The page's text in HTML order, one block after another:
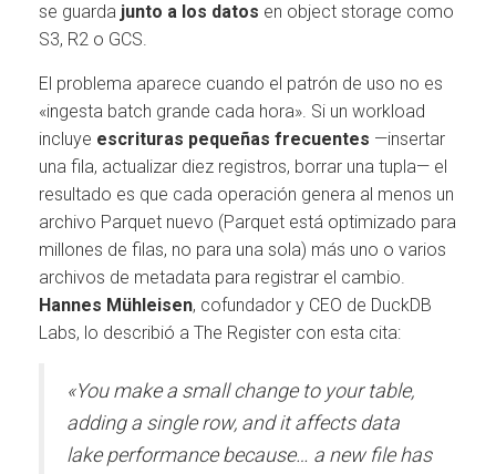
se guarda junto a los datos en object storage como
S3, R2 o GCS.
El problema aparece cuando el patrón de uso no es
«ingesta batch grande cada hora». Si un workload
incluye escrituras pequeñas frecuentes —insertar
una fila, actualizar diez registros, borrar una tupla— el
resultado es que cada operación genera al menos un
archivo Parquet nuevo (Parquet está optimizado para
millones de filas, no para una sola) más uno o varios
archivos de metadata para registrar el cambio.
Hannes Mühleisen, cofundador y CEO de DuckDB
Labs, lo describió a The Register con esta cita:
«You make a small change to your table,
adding a single row, and it affects data
lake performance because… a new file has